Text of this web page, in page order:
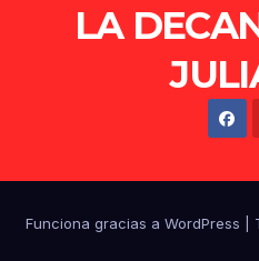
LA
Funciona gracias a WordPress